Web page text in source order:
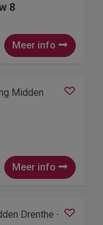
8
Meer info
Meer info